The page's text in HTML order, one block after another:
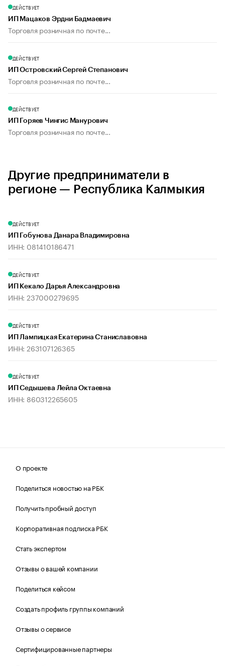
ДЕЙСТВУЕТ
ИП Мацаков Эрдни Бадмаевич
Торговля розничная по почте...
ДЕЙСТВУЕТ
ИП Островский Сергей Степанович
Торговля розничная по почте...
ДЕЙСТВУЕТ
ИП Горяев Чингис Манурович
Торговля розничная по почте...
Другие предприниматели в
регионе — Республика Калмыкия
ДЕЙСТВУЕТ
ИП Гобунова Данара Владимировна
ИНН: 081410186471
ДЕЙСТВУЕТ
ИП Кекало Дарья Александровна
ИНН: 237000279695
ДЕЙСТВУЕТ
ИП Лампицкая Екатерина Станиславовна
ИНН: 263107126365
ДЕЙСТВУЕТ
ИП Седышева Лейла Октаевна
ИНН: 860312265605
О проекте
Поделиться новостью на РБК
Получить пробный доступ
Корпоративная подписка РБК
Стать экспертом
Отзывы о вашей компании
Поделиться кейсом
Создать профиль группы компаний
Отзывы о сервисе
Сертифицированные партнеры